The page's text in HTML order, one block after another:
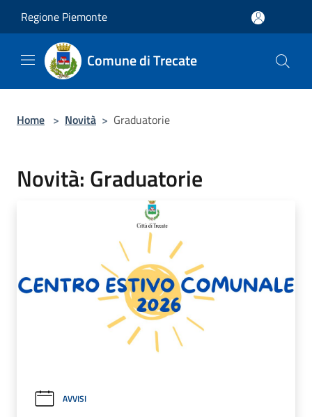
Regione Piemonte
Comune di Trecate
Home > Novità > Graduatorie
Novità: Graduatorie
AVVISI